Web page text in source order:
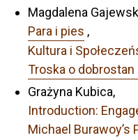
Magdalena
Para i pies ,
Kultura i
Troska o dobrostan
Grażyna Kubica,
Introduction:
Michael